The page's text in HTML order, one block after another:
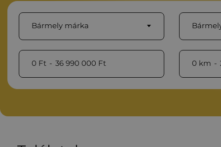
Bármely márka
0 Ft - 36 990 000 Ft 0 km -